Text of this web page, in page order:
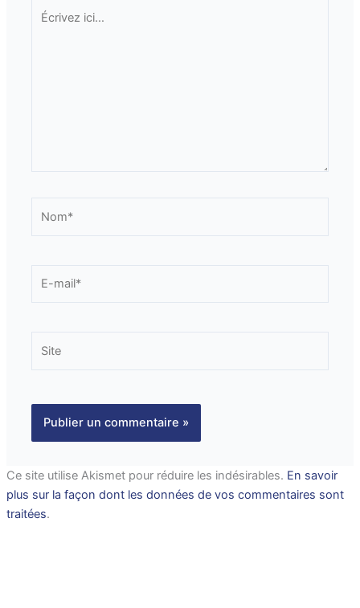
Écrivez
Ce site utilise Akismet pour réduire les indésirables. En savoir
plus sur la façon dont les données de vos commentaires sont
traitées.